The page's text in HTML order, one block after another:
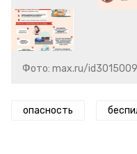
Фото: max.ru/
опасность